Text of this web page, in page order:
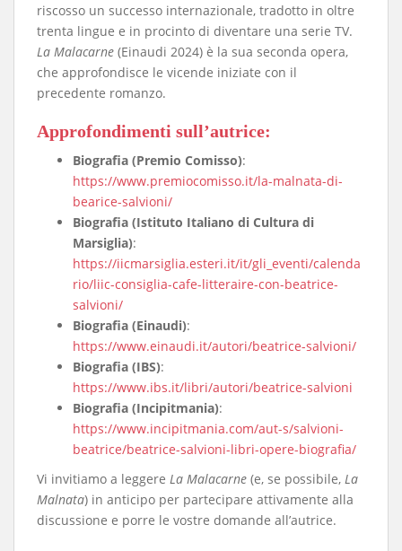
riscosso un successo internazionale, tradotto in oltre
trenta lingue e in procinto di diventare una serie TV.
La Malacarne (Einaudi 2024) è la sua seconda opera,
che approfondisce le vicende iniziate con il
precedente romanzo.
Approfondimenti sull’autrice:
Biografia (Premio Comisso):
https://www.premiocomisso.it/la-malnata-di-
bearice-salvioni/
Biografia (Istituto Italiano di Cultura di
Marsiglia):
https://iicmarsiglia.esteri.it/it/gli_eventi/calenda
rio/liic-consiglia-cafe-litteraire-con-beatrice-
salvioni/
Biografia (Einaudi):
https://www.einaudi.it/autori/beatrice-salvioni/
Biografia (IBS):
https://www.ibs.it/libri/autori/beatrice-salvioni
Biografia (Incipitmania):
https://www.incipitmania.com/aut-s/salvioni-
beatrice/beatrice-salvioni-libri-opere-biografia/
​Vi invitiamo a leggere La Malacarne (e, se possibile, La
Malnata) in anticipo per partecipare attivamente alla
discussione e porre le vostre domande all’autrice.